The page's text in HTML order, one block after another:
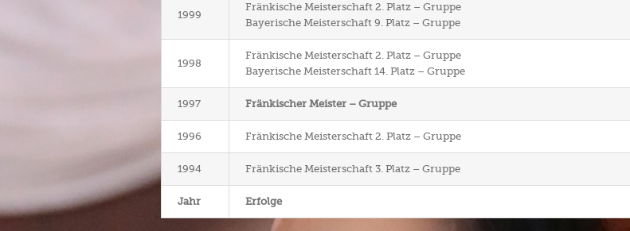
1999
Fränkische Meisterschaft 2. Platz – Gruppe
Bayerische Meisterschaft 9. Platz – Gruppe
1998
Fränkische Meisterschaft 2. Platz – Gruppe
Bayerische Meisterschaft 14. Platz – Gruppe
1997 Fränkischer Meister – Gruppe
1996 Fränkische Meisterschaft 2. Platz – Gruppe
1994 Fränkische Meisterschaft 3. Platz – Gruppe
Jahr Erfolge